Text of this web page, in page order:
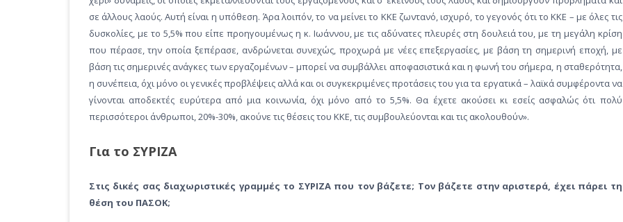
σε άλλους λαούς. Αυτή είναι η υπόθεση. Άρα λοιπόν, το να μείνει το ΚΚΕ ζωντανό, ισχυρό, το γεγονός ότι το ΚΚΕ – με όλες τις
δυσκολίες, με το 5,5% που είπε προηγουμένως η κ. Ιωάννου, με τις αδύνατες πλευρές στη δουλειά του, με τη μεγάλη κρίση
που πέρασε, την οποία ξεπέρασε, ανδρώνεται συνεχώς, προχωρά με νέες επεξεργασίες, με βάση τη σημερινή εποχή, με
βάση τις σημερινές ανάγκες των εργαζομένων – μπορεί να συμβάλλει αποφασιστικά και η φωνή του σήμερα, η σταθερότητα,
η συνέπεια, όχι μόνο οι γενικές προβλέψεις αλλά και οι συγκεκριμένες προτάσεις του για τα εργατικά – λαϊκά συμφέροντα να
γίνονται αποδεκτές ευρύτερα από μια κοινωνία, όχι μόνο από το 5,5%. Θα έχετε ακούσει κι εσείς ασφαλώς ότι πολύ
περισσότεροι άνθρωποι, 20%-30%, ακούνε τις θέσεις του ΚΚΕ, τις συμβουλεύονται και τις ακολουθούν».
Για το ΣΥΡΙΖΑ
Στις δικές σας διαχωριστικές γραμμές το ΣΥΡΙΖΑ που τον βάζετε; Τον βάζετε στην αριστερά, έχει πάρει τη
θέση του ΠΑΣΟΚ;